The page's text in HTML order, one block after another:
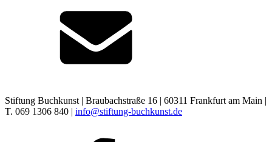
Stiftung Buchkunst | Braubachstraße 16 | 60311 Frankfurt am Main |
T. 069 1306 840 | info@stiftung-buchkunst.de